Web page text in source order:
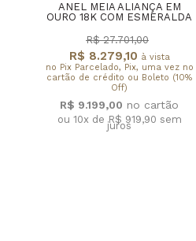
ANEL MEIA ALIANÇA EM
OURO 18K COM ESMERALDA
R$ 8.279,10 à vista
no Pix Parcelado, Pix, uma vez no
cartão de crédito ou Boleto (10%
Off)
R$ 27.701,00
R$ 9.199,00
ou 10x de R$ 919,90 sem
juros